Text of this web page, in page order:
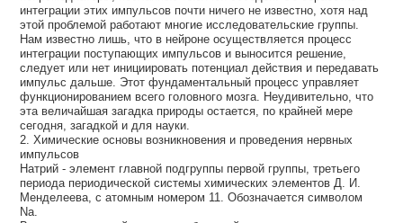
интеграции этих импульсов почти ничего не известно, хотя над
этой проблемой работают многие исследовательские группы.
Нам известно лишь, что в нейроне осуществляется процесс
интеграции поступающих импульсов и выносится решение,
следует или нет инициировать потенциал действия и передавать
импульс дальше. Этот фундаментальный процесс управляет
функционированием всего головного мозга. Неудивительно, что
эта величайшая загадка природы остается, по крайней мере
сегодня, загадкой и для науки.
2. Химические основы возникновения и проведения нервных
импульсов
Натрий - элемент главной подгруппы первой группы, третьего
периода периодической системы химических элементов Д. И.
Менделеева, с атомным номером 11. Обозначается символом
Na.